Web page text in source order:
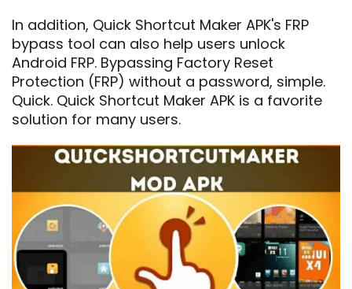
In addition, Quick Shortcut Maker APK's FRP
bypass tool can also help users unlock
Android FRP. Bypassing Factory Reset
Protection (FRP) without a password, simple.
Quick. Quick Shortcut Maker APK is a favorite
solution for many users.